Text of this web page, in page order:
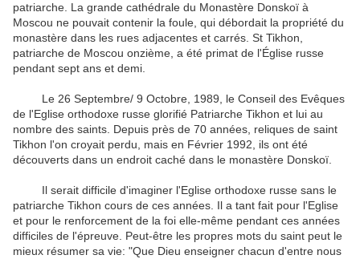
patriarche. La grande cathédrale du Monastère Donskoï à
Moscou ne pouvait contenir la foule, qui débordait la propriété du
monastère dans les rues adjacentes et carrés. St Tikhon,
patriarche de Moscou onzième, a été primat de l'Église russe
pendant sept ans et demi.
Le 26 Septembre/ 9 Octobre, 1989, le Conseil des Evêques
de l'Eglise orthodoxe russe glorifié Patriarche Tikhon et lui au
nombre des saints. Depuis près de 70 années, reliques de saint
Tikhon l'on croyait perdu, mais en Février 1992, ils ont été
découverts dans un endroit caché dans le monastère Donskoï.
Il serait difficile d'imaginer l'Eglise orthodoxe russe sans le
patriarche Tikhon cours de ces années. Il a tant fait pour l'Eglise
et pour le renforcement de la foi elle-même pendant ces années
difficiles de l'épreuve. Peut-être les propres mots du saint peut le
mieux résumer sa vie: "Que Dieu enseigner chacun d'entre nous